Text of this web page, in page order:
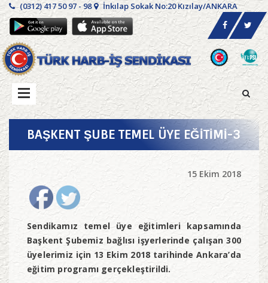
(0312) 417 50 97 - 98 İnkılap Sokak No:20 Kızılay/ANKARA
BAŞKENT ŞUBE TEMEL ÜYE EĞİTİMİ-3
15 Ekim 2018
Sendikamız temel üye eğitimleri kapsamında
Başkent Şubemiz bağlısı işyerlerinde çalışan 300
üyelerimiz için 13 Ekim 2018 tarihinde Ankara’da
eğitim programı gerçekleştirildi.